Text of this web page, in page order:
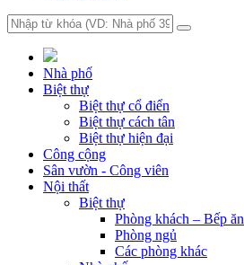
Nhà phố
Biệt thự
Biệt thự cổ điển
Biệt thự cách tân
Biệt thự hiện đại
Công cộng
Sân vườn - Công viên
Nội thất
Biệt thự
Phòng khách – Bếp ăn
Phòng ngủ
Các phòng khác